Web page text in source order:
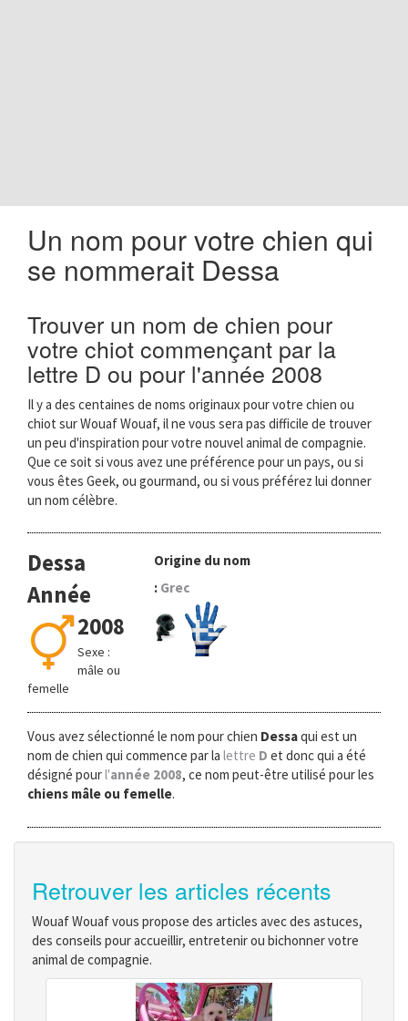
Un nom pour votre chien qui
se nommerait Dessa
Trouver un nom de chien pour
votre chiot commençant par la
lettre D ou pour l'année 2008
Il y a des centaines de noms originaux pour votre chien ou
chiot sur Wouaf Wouaf, il ne vous sera pas difficile de trouver
un peu d'inspiration pour votre nouvel animal de compagnie.
Que ce soit si vous avez une préférence pour un pays, ou si
vous êtes Geek, ou gourmand, ou si vous préférez lui donner
un nom célèbre.
Dessa
Année
2008
Sexe :
mâle ou
femelle
Origine du nom
: Grec
Vous avez sélectionné le nom pour chien Dessaqui est un
nom de chien qui commence par la lettre D et donc qui a été
désigné pourl'année 2008, ce nom peut-être utilisé pour les
chiens mâle ou femelle.
Retrouver les articles récents
Wouaf Wouaf vous propose des articles avec des astuces,
des conseils pour accueillir, entretenir ou bichonner votre
animal de compagnie.